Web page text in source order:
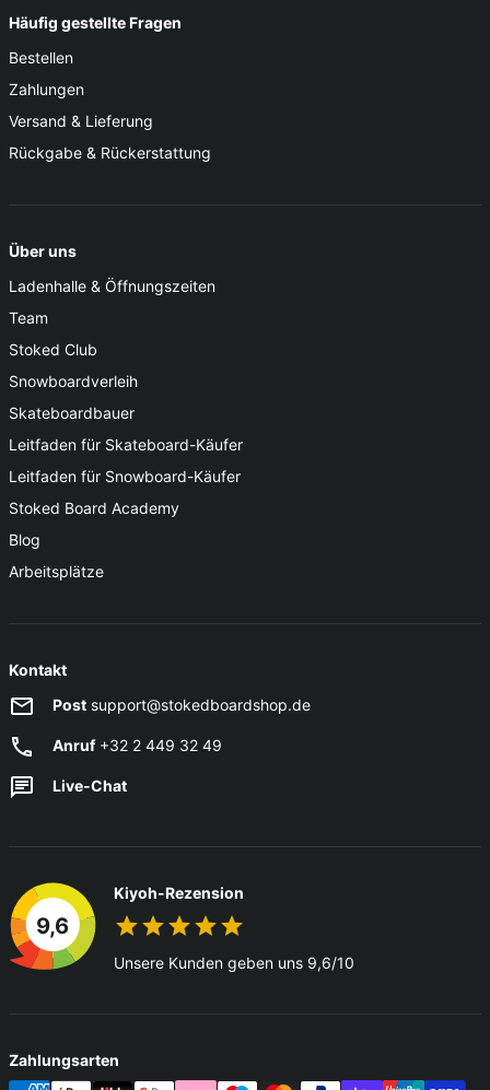
Häufig gestellte Fragen
Bestellen
Zahlungen
Versand & Lieferung
Rückgabe & Rückerstattung
Über uns
Ladenhalle & Öffnungszeiten
Team
Stoked Club
Snowboardverleih
Skateboardbauer
Leitfaden für Skateboard-Käufer
Leitfaden für Snowboard-Käufer
Stoked Board Academy
Blog
Arbeitsplätze
Kontakt
Post support@stokedboardshop.de
Anruf+32 2 449 32 49
Live-Chat
9,6
Kiyoh-Rezension
Unsere Kunden geben uns 9,6/10
Zahlungsarten